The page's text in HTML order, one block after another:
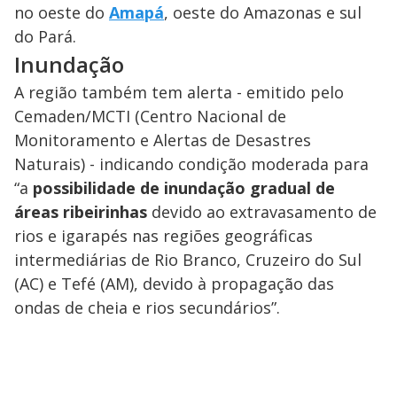
no oeste do Amapá, oeste do Amazonas e sul
do Pará.
Inundação
A região também tem alerta - emitido pelo
Cemaden/MCTI (Centro Nacional de
Monitoramento e Alertas de Desastres
Naturais) - indicando condição moderada para
“a possibilidade de inundação gradual de
áreas ribeirinhas devido ao extravasamento de
rios e igarapés nas regiões geográficas
intermediárias de Rio Branco, Cruzeiro do Sul
(AC) e Tefé (AM), devido à propagação das
ondas de cheia e rios secundários”.